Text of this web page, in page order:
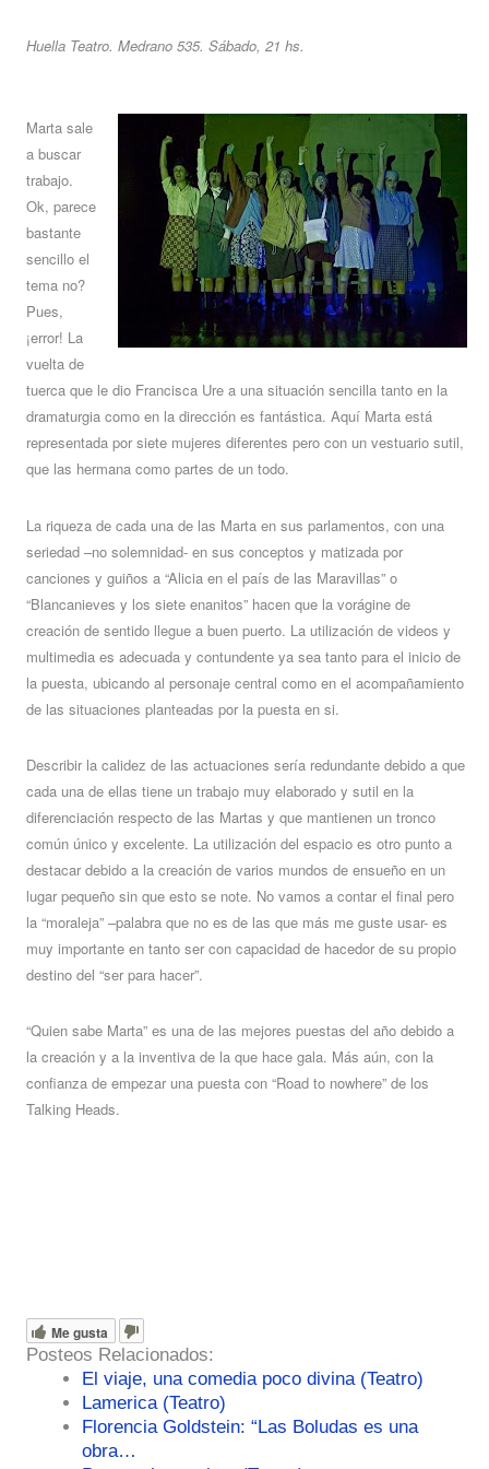
Huella Teatro. Medrano 535. Sábado, 21 hs.
Marta sale
a buscar
trabajo.
Ok, parece
bastante
sencillo el
tema no?
Pues,
¡error! La
vuelta de
tuerca que le dio Francisca Ure a una situación sencilla tanto en la
dramaturgia como en la dirección es fantástica. Aquí Marta está
representada por siete mujeres diferentes pero con un vestuario sutil,
que las hermana como partes de un todo.
La riqueza de cada una de las Marta en sus parlamentos, con una
seriedad –no solemnidad- en sus conceptos y matizada por
canciones y guiños a “Alicia en el país de las Maravillas” o
“Blancanieves y los siete enanitos” hacen que la vorágine de
creación de sentido llegue a buen puerto. La utilización de videos y
multimedia es adecuada y contundente ya sea tanto para el inicio de
la puesta, ubicando al personaje central como en el acompañamiento
de las situaciones planteadas por la puesta en si.
Describir la calidez de las actuaciones sería redundante debido a que
cada una de ellas tiene un trabajo muy elaborado y sutil en la
diferenciación respecto de las Martas y que mantienen un tronco
común único y excelente. La utilización del espacio es otro punto a
destacar debido a la creación de varios mundos de ensueño en un
lugar pequeño sin que esto se note. No vamos a contar el final pero
la “moraleja” –palabra que no es de las que más me guste usar- es
muy importante en tanto ser con capacidad de hacedor de su propio
destino del “ser para hacer”.
“Quien sabe Marta” es una de las mejores puestas del año debido a
la creación y a la inventiva de la que hace gala. Más aún, con la
confianza de empezar una puesta con “Road to nowhere” de los
Talking Heads.
Me gusta
Posteos Relacionados:
El viaje, una comedia poco divina (Teatro)
Lamerica (Teatro)
Florencia Goldstein: “Las Boludas es una
obra…